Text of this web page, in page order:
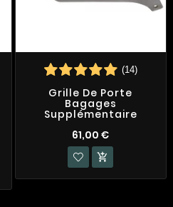
(14)
Grille De Porte
Bagages
Supplémentaire
61,00 €
